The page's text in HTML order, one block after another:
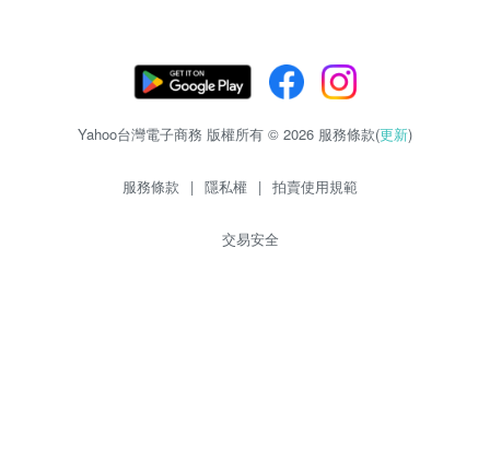
Yahoo台灣電子商務 版權所有 © 2026 服務條款(更新)
服務條款 | 隱私權 | 拍賣使用規範
交易安全